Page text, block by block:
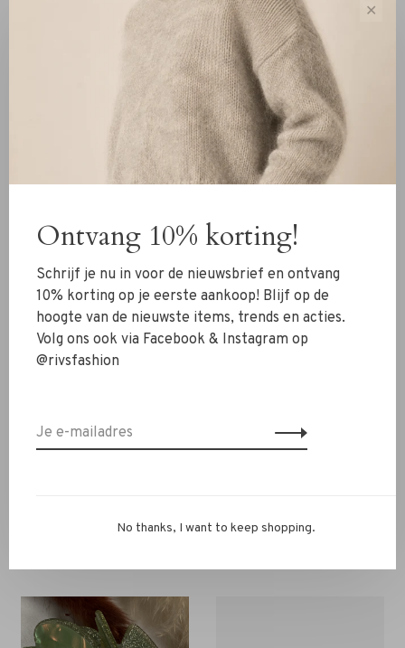
en luxe uitstraling.
Deze haarclip is perfect om je kapsel eenvoudig te stylen
en geeft elke look een zomerse en energieke touch.
Ideaal voor zowel dagelijks gebruik als speciale
✔ Opvallend bloemdesign
✔ Warme oranje kleur
✔ Stevig en praktisch
✔ Perfect voor elke gelegenheid
Twijfel je nog of heb je een vraag? Neem contact met ons
op via WhatsApp 06-13069593, mail naar info@rivs.nl
bel 072-7210960. Wij helpen je graag verder.
kunnen hebben!
✕
Ontvang 10% korting!
Schrijf je nu in voor de nieuwsbrief en ontvang
10% korting op je eerste aankoop! Blijf op de
hoogte van de nieuwste items, trends en acties.
Volg ons ook via Facebook & Instagram op
@rivsfashion
No thanks, I want to keep shopping.